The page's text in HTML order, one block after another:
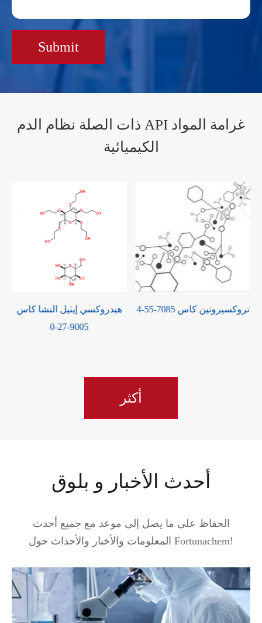
Submit
ذات الصلة نظام الدم API غرامة المواد
الكيميائية
هيدروكسي إيثيل النشا كاس
9005-27-0
تروكسيروتين كاس 7085-55-4
أكثر
أحدث الأخبار و بلوق
الحفاظ على ما يصل إلى موعد مع جميع أحدث
المعلومات والأخبار والأحداث حول Fortunachem!